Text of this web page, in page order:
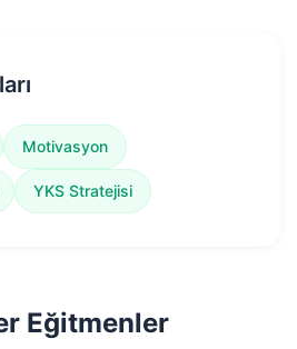
Motivasyon
YKS Stratejisi
Eğitmenler